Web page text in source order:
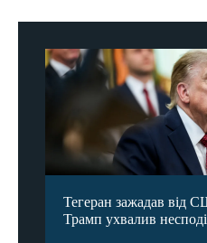
Тегеран зажадав від
Трамп ухвалив